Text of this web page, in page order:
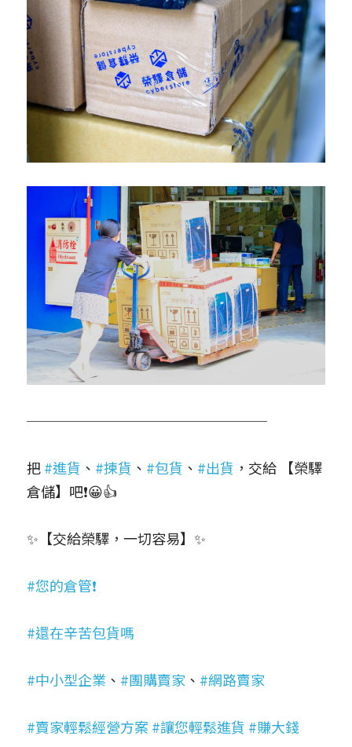
─────────────────
把#進貨 、 #揀貨 、 #包貨 、 #出貨 ，交給 【榮驛
倉儲】吧❗😀👍
✨【交給榮驛，一切容易】✨
#您的倉管❗
#還在辛苦包貨嗎
#中小型企業 、 #團購賣家 、 #網路賣家
#賣家輕鬆經營方案 #讓您輕鬆進貨 #賺大錢